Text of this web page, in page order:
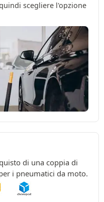
scegliere l'opzione
di una coppia di
i pneumatici da moto.